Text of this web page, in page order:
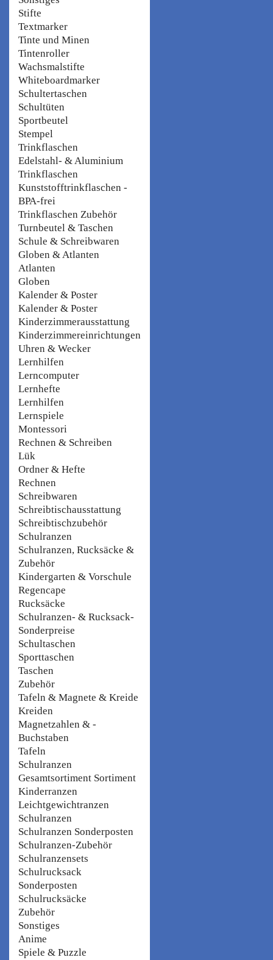
Stifte
Textmarker
Tinte und Minen
Tintenroller
Wachsmalstifte
Whiteboardmarker
Schultertaschen
Schultüten
Sportbeutel
Stempel
Trinkflaschen
Edelstahl- & Aluminium
Trinkflaschen
Kunststofftrinkflaschen -
BPA-frei
Trinkflaschen Zubehör
Turnbeutel & Taschen
Schule & Schreibwaren
Globen & Atlanten
Atlanten
Globen
Kalender & Poster
Kalender & Poster
Kinderzimmerausstattung
Kinderzimmereinrichtungen
Uhren & Wecker
Lernhilfen
Lerncomputer
Lernhefte
Lernhilfen
Lernspiele
Montessori
Rechnen & Schreiben
Lük
Ordner & Hefte
Rechnen
Schreibwaren
Schreibtischausstattung
Schreibtischzubehör
Schulranzen
Schulranzen, Rucksäcke &
Zubehör
Kindergarten & Vorschule
Regencape
Rucksäcke
Schulranzen- & Rucksack-
Sonderpreise
Schultaschen
Sporttaschen
Taschen
Zubehör
Tafeln & Magnete & Kreide
Kreiden
Magnetzahlen & -
Buchstaben
Tafeln
Schulranzen
Gesamtsortiment Sortiment
Kinderranzen
Leichtgewichtranzen
Schulranzen
Schulranzen Sonderposten
Schulranzen-Zubehör
Schulranzensets
Schulrucksack
Sonderposten
Schulrucksäcke
Zubehör
Sonstiges
Anime
Spiele & Puzzle